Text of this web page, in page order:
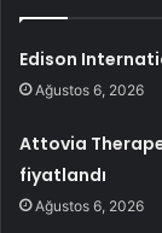
Edison
Ağustos 6, 2026
Attovia
fiyatlandı
Ağustos 6, 2026